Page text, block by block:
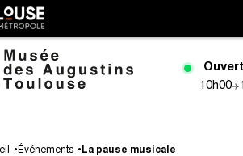
sur les cookies
au
Toulouse
métropole
10h00
Événements La pause musicale